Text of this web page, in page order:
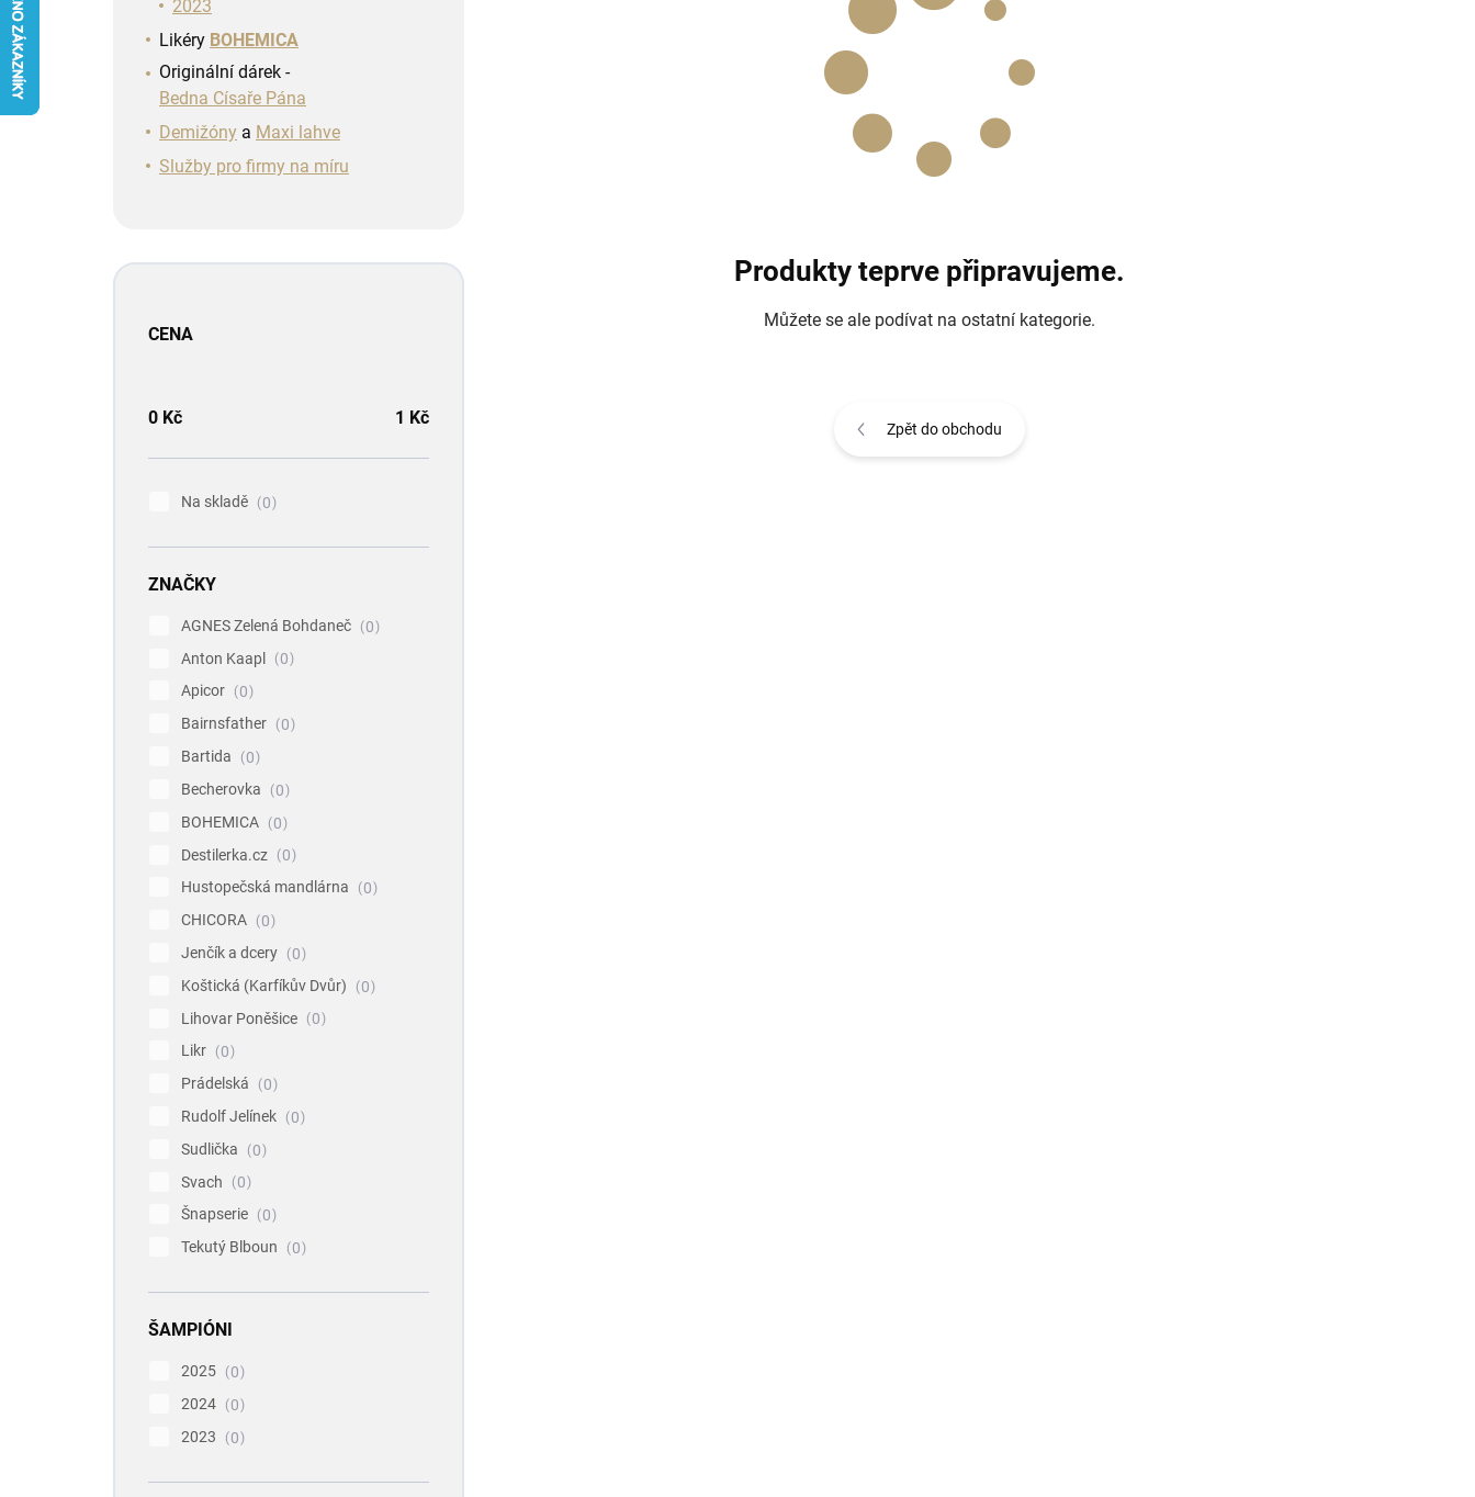
2023
Likéry BOHEMICA
Originální dárek -
Bedna Císaře Pána
Demižóny a Maxi lahve
Služby pro firmy na míru
CENA
0 Kč 1 Kč
Na skladě 0
ZNAČKY
AGNES Zelená Bohdaneč
0
Anton Kaapl
0
Apicor
0
Bairnsfather
0
Bartida
0
Becherovka
0
BOHEMICA
0
Destilerka.cz
0
Hustopečská mandlárna
0
CHICORA
0
Jenčík a dcery
0
Koštická (Karfíkův Dvůr)
0
Lihovar Poněšice
0
Likr
0
Prádelská
0
Rudolf Jelínek
0
Sudlička
0
Svach
0
Šnapserie
0
Tekutý Blboun
0
ŠAMPIÓNI
2025
0
2024
0
2023
0
Produkty teprve připravujeme.
Můžete se ale podívat na ostatní kategorie.
Zpět do obchodu